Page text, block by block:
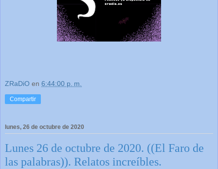
ZRaDiO en 6:44:00 p. m.
Compartir
lunes, 26 de octubre de 2020
Lunes 26 de octubre de 2020. ((El Faro de
las palabras)). Relatos increíbles.